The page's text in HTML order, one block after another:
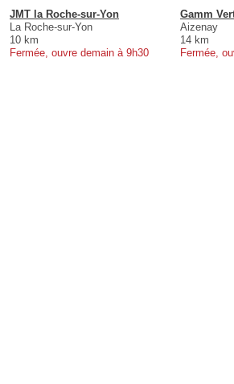
JMT la Roche-sur-Yon
La Roche-sur-Yon
10 km
Fermée, ouvre demain à 9h30
Gamm
Aizenay
14 km
Fermée,